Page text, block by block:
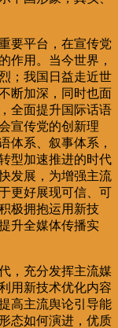
要平台，在宣传党
作用。当今世界，
；我国日益走近世
断加深，同时也面
全面提升国际话语
宣传党的创新理
体系、叙事体系，
型加速推进的时代
发展，为增强主流
更好展现可信、可
极拥抱运用新技
升全媒体传播实
，充分发挥主流媒
用新技术优化内容
高主流舆论引导能
态如何演进，优质